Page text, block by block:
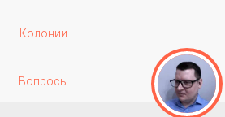
Колонии
Вопросы